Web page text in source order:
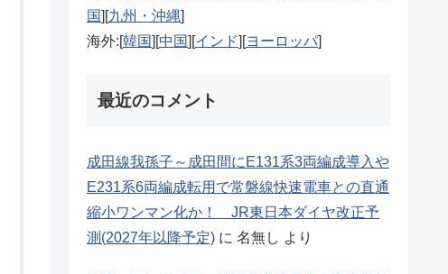
国
九州・沖縄
海外:[ 韓国 中国 インド ヨーロッパ]
最近のコメント
成田線我孫子～成田間にE131系3両編成導入や
E231系6両編成転用で常磐線快速電車との直通
縮小ワンマン化か！ JR東日本ダイヤ改正予
測(2027年以降予定) に 名無し より